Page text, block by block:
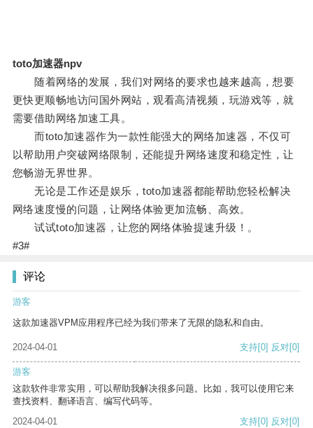
toto加速器npv
随着网络的发展，我们对网络的要求也越来越高，想要
更快更顺畅地访问国外网站，观看高清视频，玩游戏等，就
需要借助网络加速工具。
而toto加速器作为一款性能强大的网络加速器，不仅可
以帮助用户突破网络限制，还能提升网络速度和稳定性，让
您畅游无界世界。
无论是工作还是娱乐，toto加速器都能帮助您轻松解决
网络速度慢的问题，让网络体验更加流畅、高效。
试试toto加速器，让您的网络体验提速升级！。
#3#
评论
游客
这款加速器VPM应用程序已经为我们带来了无限的隐私和自由。
2024-04-01 支持[0] 反对[0]
游客
这款软件非常实用，可以帮助我解决很多问题。比如，我可以使用它来
查找资料、翻译语言、编写代码等。
2024-04-01
支持[0] 反对[0]